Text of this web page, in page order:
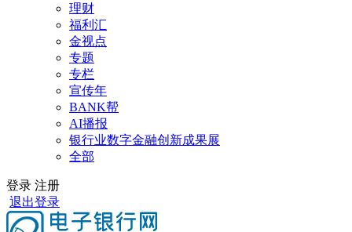
理财
福利汇
金视点
专题
专栏
宣传年
BANK帮
AI播报
银行业数字金融创新成果展
全部
登录 注册
退出登录